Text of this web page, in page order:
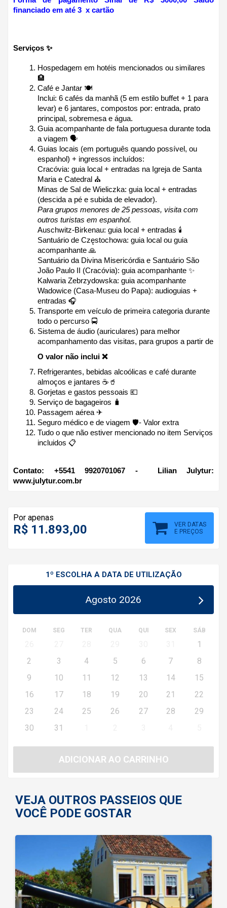
financiado em até 3  x cartão
Serviços ✨
Hospedagem em hotéis mencionados ou similares
🏨
Café e Jantar 🍽
Inclui: 6 cafés da manhã (5 em estilo buffet + 1 para
levar) e 6 jantares, compostos por: entrada, prato
principal, sobremesa e água.
Guia acompanhante de fala portuguesa durante toda
a viagem 🗣
Guias locais (em português quando possível, ou
espanhol) + ingressos incluídos:
Cracóvia: guia local + entradas na Igreja de Santa
Maria e Catedral ⛪
Minas de Sal de Wieliczka: guia local + entradas
(descida a pé e subida de elevador).
Para grupos menores de 25 pessoas, visita com
outros turistas em espanhol.
Auschwitz-Birkenau: guia local + entradas 🕯
Santuário de Częstochowa: guia local ou guia
acompanhante 🙏
Santuário da Divina Misericórdia e Santuário São
João Paulo II (Cracóvia): guia acompanhante ✨
Kalwaria Zebrzydowska: guia acompanhante
Wadowice (Casa-Museu do Papa): audioguias +
entradas 🎧
Transporte em veículo de primeira categoria durante
todo o percurso 🚍
Sistema de áudio (auriculares) para melhor
O valor não inclui ❌
Refrigerantes, bebidas alcoólicas e café durante
almoços e jantares ☕🥤
Gorjetas e gastos pessoais 💶
Serviço de bagageiros 🧳
Passagem aérea ✈
Seguro médico e de viagem 🛡- Valor extra
Tudo o que não estiver mencionado no item Serviços
incluidos 📋
Contato: +5541 9920701067 -  Lilian Julytur:
www.julytur.com.br
Por apenas
R$ 11.893,00
VER DATAS
E PREÇOS
1º ESCOLHA A DATA DE UTILIZAÇÃO
Agosto 2026
DOM SEG TER QUA QUI SEX SÁB
1
2
3 4 5 6 7
8
9
10 11 12 13 14
15
16
17 18 19 20 21
22
23
24 25 26 27 28
29
30
31
ADICIONAR AO CARRINHO
VEJA OUTROS PASSEIOS QUE
VOCÊ PODE GOSTAR